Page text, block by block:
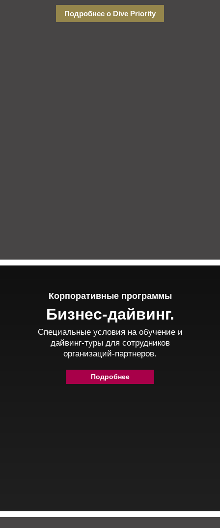
Подробнее о Dive Priority
Специальные условия на обучение и
дайвинг-туры для сотрудников
организаций-партнеров.
Бизнес-дайвинг.
Корпоративные программы
Подробнее